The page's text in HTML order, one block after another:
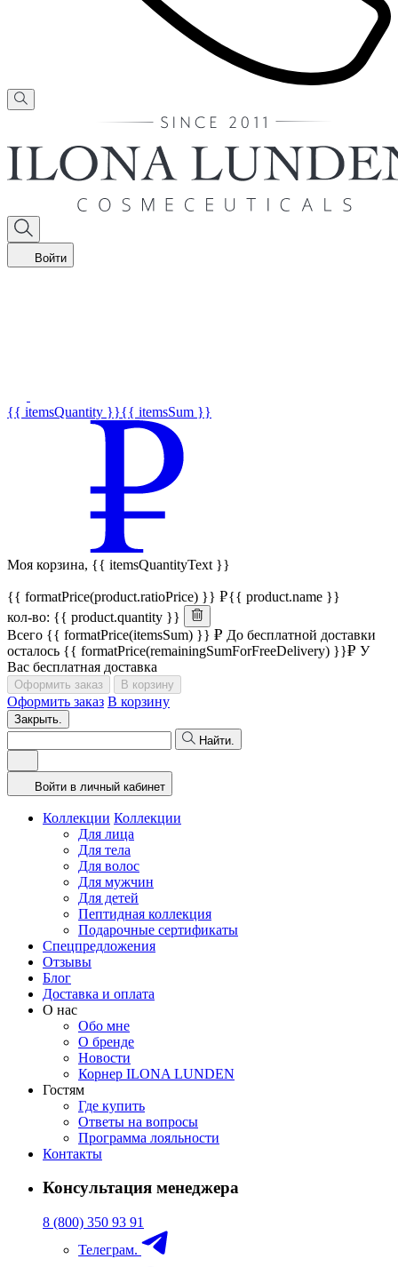
Войти
{{ itemsQuantity }}{{ itemsSum }}
Моя корзина, {{ itemsQuantityText }}
{{ formatPrice(product.ratioPrice) }}
{{ product.name }}
кол-во: {{ product.quantity }}
Всего {{ formatPrice(itemsSum) }}
До бесплатной доставки
осталось {{ formatPrice(remainingSumForFreeDelivery) }}
У
Вас бесплатная доставка
Оформить заказ В корзину
Оформить заказ В корзину
Закрыть.
Найти.
Войти в личный кабинет
Коллекции Коллекции
Для лица
Для тела
Для волос
Для мужчин
Для детей
Пептидная коллекция
Подарочные сертификаты
Спецпредложения
Отзывы
Блог
Доставка и оплата
О нас
Обо мне
О бренде
Новости
Корнер ILONA LUNDEN
Гостям
Где купить
Ответы на вопросы
Программа лояльности
Контакты
Консультация менеджера
8 (800) 350 93 91
Телеграм.